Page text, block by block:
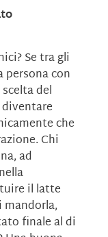
Se tra gli
persona con
del
che
Chi
ad
il latte
finale al di